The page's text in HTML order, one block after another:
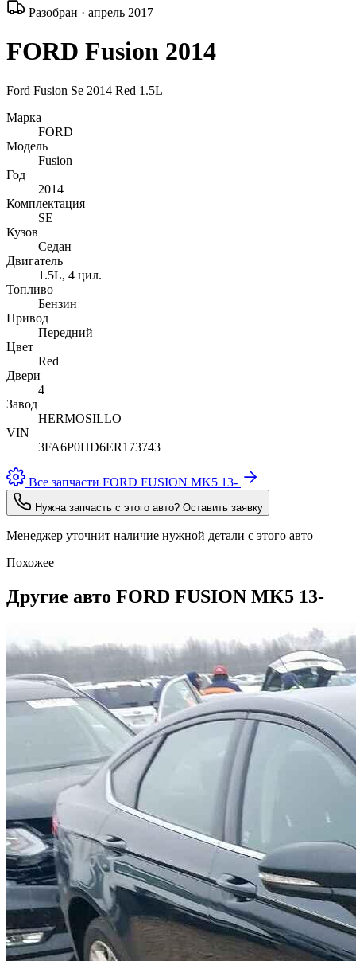
Разобран · апрель 2017
FORD Fusion 2014
Ford Fusion Se 2014 Red 1.5L
Марка
FORD
Модель
Fusion
Год
2014
Комплектация
SE
Кузов
Седан
Двигатель
1.5L, 4 цил.
Топливо
Бензин
Привод
Передний
Цвет
Red
Двери
4
Завод
HERMOSILLO
VIN
3FA6P0HD6ER173743
Все запчасти FORD FUSION MK5 13-
Нужна запчасть с этого авто? Оставить заявку
Менеджер уточнит наличие нужной детали с этого авто
Похожее
Другие авто FORD FUSION MK5 13-